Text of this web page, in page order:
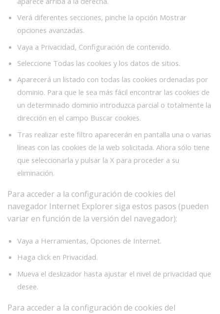
Verá diferentes secciones, pinche la opción Mostrar
opciones avanzadas.
Vaya a Privacidad, Configuración de contenido.
Seleccione Todas las cookies y los datos de sitios.
Aparecerá un listado con todas las cookies ordenadas por
dominio. Para que le sea más fácil encontrar las cookies de
un determinado dominio introduzca parcial o totalmente la
dirección en el campo Buscar cookies.
Tras realizar este filtro aparecerán en pantalla una o varias
líneas con las cookies de la web solicitada. Ahora sólo tiene
que seleccionarla y pulsar la X para proceder a su
eliminación.
Para acceder a la configuración de cookies del
navegador Internet Explorer siga estos pasos (pueden
variar en función de la versión del navegador):
Vaya a Herramientas, Opciones de Internet.
Haga click en Privacidad.
Mueva el deslizador hasta ajustar el nivel de privacidad que
desee.
Para acceder a la configuración de cookies del